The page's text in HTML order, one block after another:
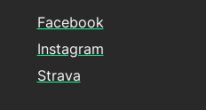
Facebook
Instagram
Strava